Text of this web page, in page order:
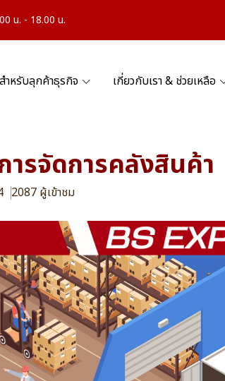
น. - 18.00 น.
สำหรับลุกค้าธุรกิจ เกี่ยวกับเรา & ช่วยเหลือ
รจัดการคลังสินค้า
2087 ผู้เข้าชม